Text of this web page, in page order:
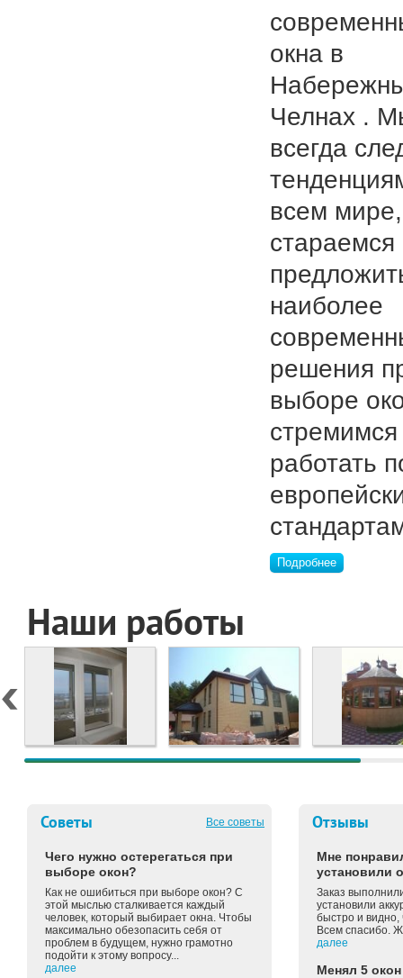
окна в
Челнах .
всегда
всем
наиболее
решения
выборе
стремимся
работать
Подробнее
Наши работы
Советы Все советы
Чего нужно остерегаться при
выборе окон?
Как не ошибиться при выборе окон? С
этой мыслью сталкивается каждый
человек, который выбирает окна. Чтобы
максимально обезопасить себя от
проблем в будущем, нужно грамотно
подойти к этому вопросу...
далее
Отзывы
Мне
установили
Заказ
установили
быстро и видно,
Всем спасибо.
далее
Менял 5 окон